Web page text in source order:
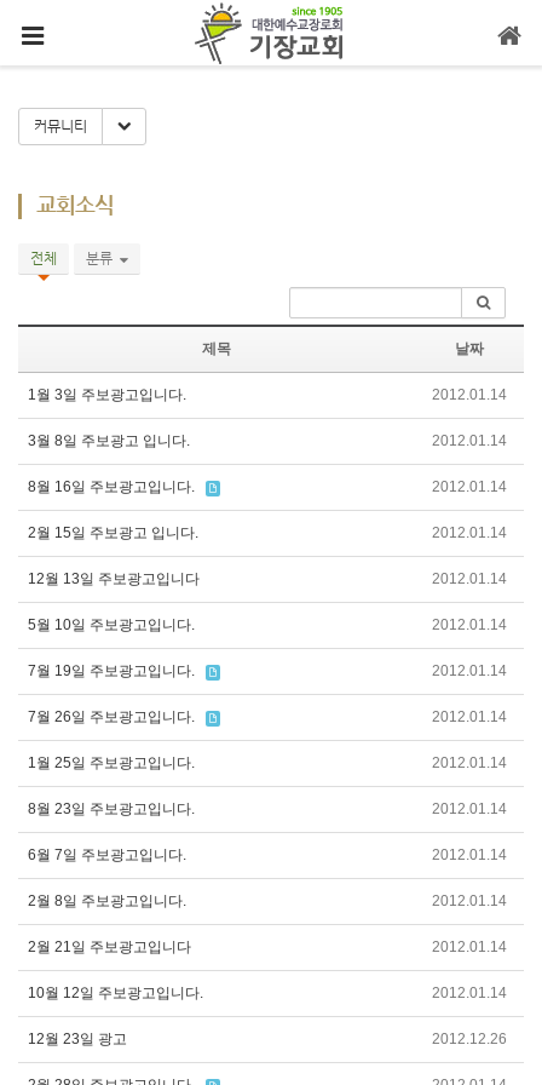
커뮤니티 Toggle Dropdown
교회소식
전체 분류
제목 날짜
1월 3일 주보광고입니다. 2012.01.14
3월 8일 주보광고 입니다. 2012.01.14
8월 16일 주보광고입니다. 2012.01.14
2월 15일 주보광고 입니다. 2012.01.14
12월 13일 주보광고입니다 2012.01.14
5월 10일 주보광고입니다. 2012.01.14
7월 19일 주보광고입니다. 2012.01.14
7월 26일 주보광고입니다. 2012.01.14
1월 25일 주보광고입니다. 2012.01.14
8월 23일 주보광고입니다. 2012.01.14
6월 7일 주보광고입니다. 2012.01.14
2월 8일 주보광고입니다. 2012.01.14
2월 21일 주보광고입니다 2012.01.14
10월 12일 주보광고입니다. 2012.01.14
12월 23일 광고 2012.12.26